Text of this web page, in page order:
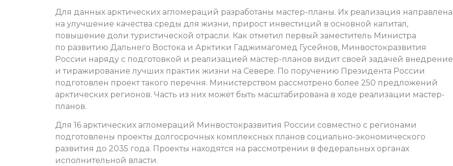
Для данных арктических агломераций разработаны мастер-планы. Их реализация направлена
на улучшение качества среды для жизни, прирост инвестиций в основной капитал,
повышение доли туристической отрасли. Как отметил первый заместитель Министра
по развитию Дальнего Востока и Арктики Гаджимагомед Гусейнов, Минвостокразвития
России наряду с подготовкой и реализацией мастер-планов видит своей задачей внедрение
и тиражирование лучших практик жизни на Севере. По поручению Президента России
подготовлен проект такого перечня. Министерством рассмотрено более 250 предложений
арктических регионов. Часть из них может быть масштабирована в ходе реализации мастер-
планов.
Для 16 арктических агломераций Минвостокразвития России совместно с регионами
подготовлены проекты долгосрочных комплексных планов социально-экономического
развития до 2035 года. Проекты находятся на рассмотрении в федеральных органах
исполнительной власти.